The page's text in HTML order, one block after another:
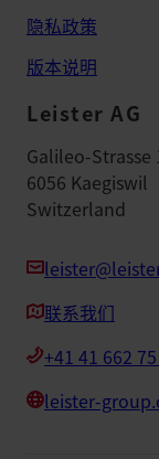
隐私政策
版本说明
Leister AG
Galileo-Strasse
6056 Kaegiswil
Switzerland
联系我们
+41 41 662
leister-